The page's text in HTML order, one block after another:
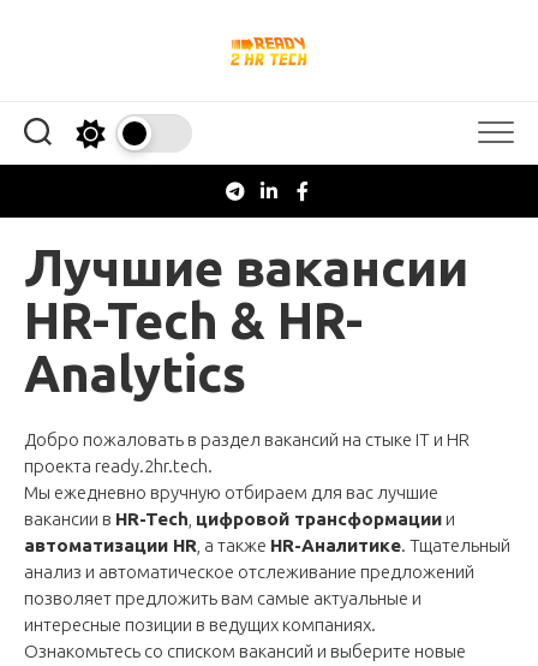
Лучшие вакансии
HR-Tech & HR-
Analytics
Добро пожаловать в раздел вакансий на стыке IT и HR
проекта ready.2hr.tech.
Мы ежедневно вручную отбираем для вас лучшие
вакансии в HR-Tech цифровой трансформации и
автоматизации HR , а также HR-Аналитике. Тщательный
анализ и автоматическое отслеживание предложений
позволяет предложить вам самые актуальные и
интересные позиции в ведущих компаниях.
Ознакомьтесь со списком вакансий и выберите новые